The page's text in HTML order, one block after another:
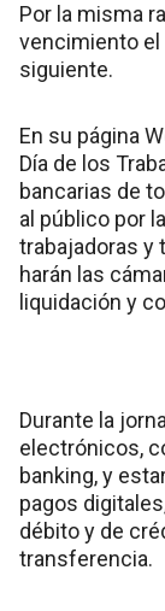
Por la misma
vencimiento el
siguiente.
En su página
Día de los
bancarias de
al público por
trabajadoras y
harán las
liquidación y
Durante la
electrónicos,
banking, y
pagos
débito y de
transferencia.